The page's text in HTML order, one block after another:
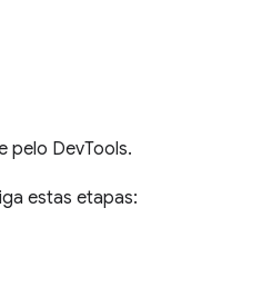
pelo DevTools.
estas etapas: